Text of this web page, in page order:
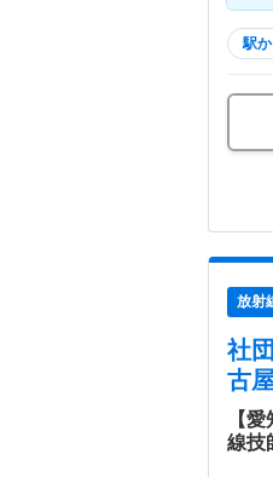
駅
放射
社
古屋
【
線技